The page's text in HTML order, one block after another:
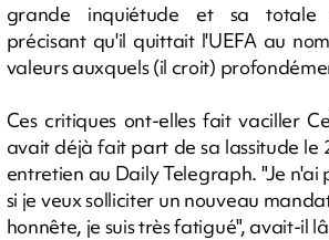
grande inquiétude et sa totale
précisant qu'il quittait l'UEFA au
valeurs auxquels (il croit)
Ces critiques ont-elles fait vaciller
avait déjà fait part de sa lassitude le
entretien au Daily Telegraph. "Je n'ai
si je veux solliciter un nouveau
honnête, je suis très fatigué", avait-il